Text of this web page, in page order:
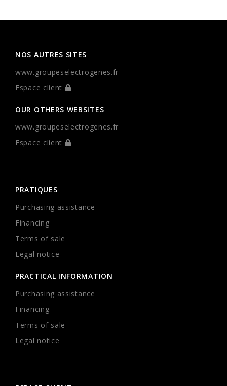
NOS AUTRES SITES
www.groupeselectrogenes.fr
Espace client
OUR OTHERS WEBSITES
www.groupeselectrogenes.fr
Espace client
PRATIQUES
Purchasing assistance
Financing
Terms of sale
Legal notice
PRACTICAL INFORMATION
Purchasing assistance
Financing
Terms of sale
Legal notice